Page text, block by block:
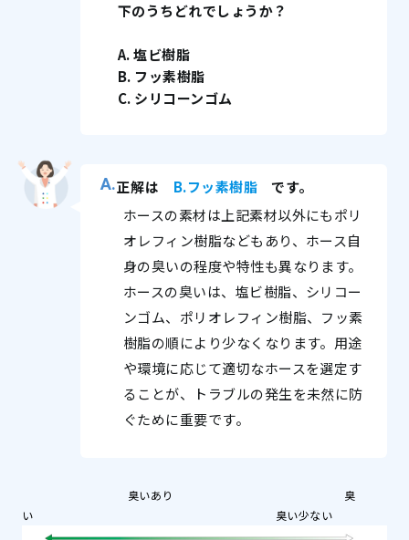
下のうちどれでしょうか？
A. 塩ビ樹脂
B. フッ素樹脂
C. シリコーンゴム
正解は B.フッ素樹脂 です。
ホースの素材は上記素材以外にもポリ
オレフィン樹脂などもあり、ホース自
身の臭いの程度や特性も異なります。
ホースの臭いは、塩ビ樹脂、シリコー
ンゴム、ポリオレフィン樹脂、フッ素
樹脂の順により少なくなります。用途
や環境に応じて適切なホースを選定す
ることが、トラブルの発生を未然に防
ぐために重要です。
臭いあり 臭
い 臭い少ない